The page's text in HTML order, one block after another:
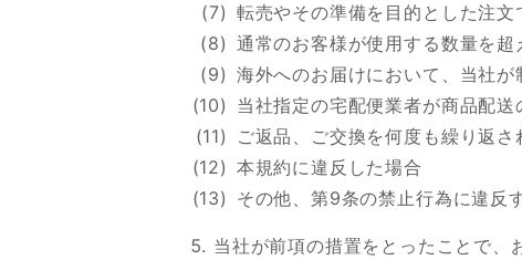
転売やその準備を目的とした注
通常のお客様が使用する数量を
海外へのお届けにおいて、当社
当社指定の宅配便業者が商品配
ご返品、ご交換を何度も繰り返
本規約に違反した場合
その他、第9条の禁止行為に違反
当社が前項の措置をとったことで、